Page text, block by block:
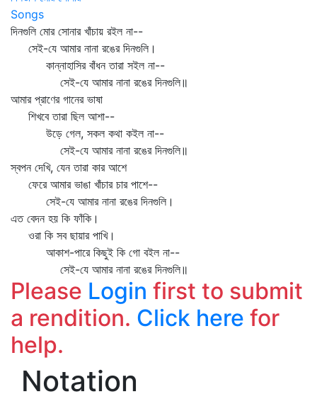
Songs
দিনগুলি মোর সোনার খাঁচায় রইল না--
সেই-যে আমার নানা রঙের দিনগুলি।
কান্নাহাসির বাঁধন তারা সইল না--
সেই-যে আমার নানা রঙের দিনগুলি॥
আমার প্রাণের গানের ভাষা
শিখবে তারা ছিল আশা--
উড়ে গেল, সকল কথা কইল না--
সেই-যে আমার নানা রঙের দিনগুলি॥
স্বপন দেখি, যেন তারা কার আশে
ফেরে আমার ভাঙা খাঁচার চার পাশে--
সেই-যে আমার নানা রঙের দিনগুলি।
এত বেদন হয় কি ফাঁকি।
ওরা কি সব ছায়ার পাখি।
আকাশ-পারে কিছুই কি গো বইল না--
সেই-যে আমার নানা রঙের দিনগুলি॥
Please Login first to submit
a rendition. Click here for
help.
Notation